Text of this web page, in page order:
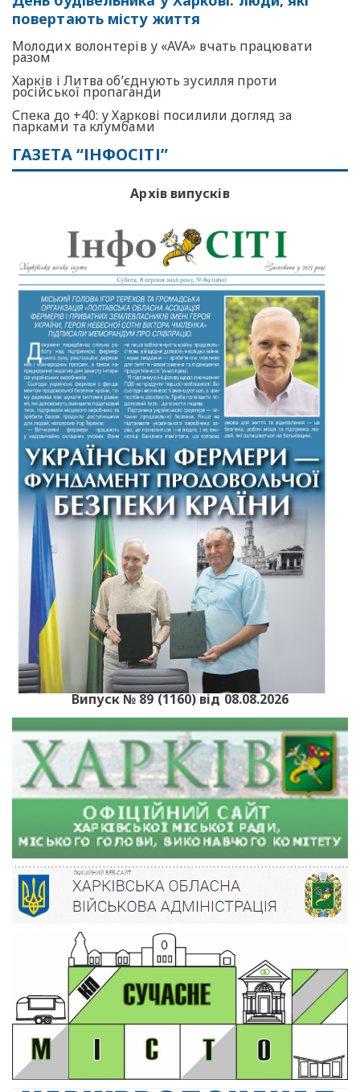
повертають місту життя
Молодих волонтерів у «AVA» вчать працювати
разом
Харків і Литва об’єднують зусилля проти
російської пропаганди
Спека до +40: у Харкові посилили догляд за
парками та клумбами
ГАЗЕТА “ІНФОСІТІ”
Архів випусків
Випуск № 89 (1160) від 08.08.2026